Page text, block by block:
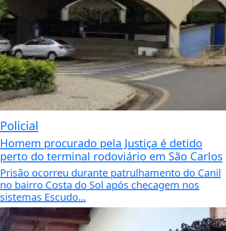
Policial
Homem procurado pela Justiça é detido
perto do terminal rodoviário em São Carlos
Prisão ocorreu durante patrulhamento do Canil
no bairro Costa do Sol após checagem nos
sistemas Escudo...